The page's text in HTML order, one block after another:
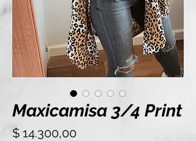
Maxicamisa 3/4 Print
$ 14.300,00Precio